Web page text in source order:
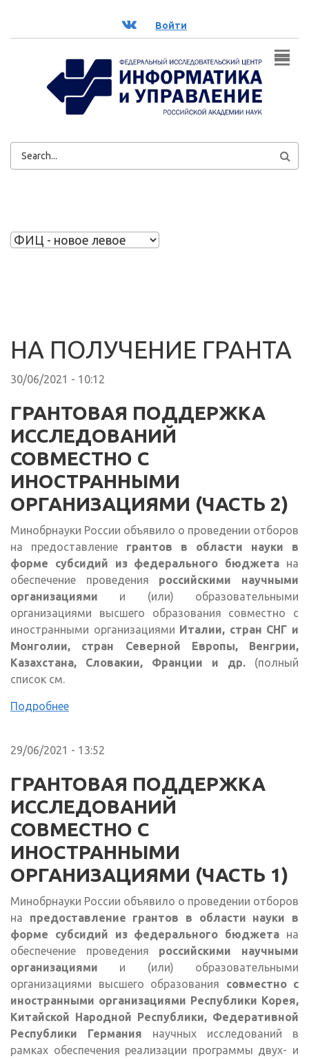
ВК Войти
ФОРМА
НА ПОЛУЧЕНИЕ ГРАНТА
30/06/2021 - 10:12
ГРАНТОВАЯ ПОДДЕРЖКА
ИССЛЕДОВАНИЙ
СОВМЕСТНО С
ИНОСТРАННЫМИ
ОРГАНИЗАЦИЯМИ (ЧАСТЬ 2)
Минобрнауки России объявило о проведении отборов
на предоставление грантов в области науки в
форме субсидий из федерального бюджета на
обеспечение проведения российскими научными
организациями и (или) образовательными
организациями высшего образования совместно с
иностранными организациями Италии, стран СНГ и
Монголии, стран Северной Европы, Венгрии,
Казахстана, Словакии, Франции и др. (полный
список см.
Подробнее
29/06/2021 - 13:52
ГРАНТОВАЯ ПОДДЕРЖКА
ИССЛЕДОВАНИЙ
СОВМЕСТНО С
ИНОСТРАННЫМИ
ОРГАНИЗАЦИЯМИ (ЧАСТЬ 1)
Минобрнауки России объявило о проведении отборов
на предоставление грантов в области науки в
форме субсидий из федерального бюджета на
обеспечение проведения российскими научными
организациями и (или) образовательными
организациями высшего образования совместно с
иностранными организациями Республики Корея,
Китайской Народной Республики, Федеративной
Республики Германия научных исследований в
рамках обеспечения реализации программы двух- и